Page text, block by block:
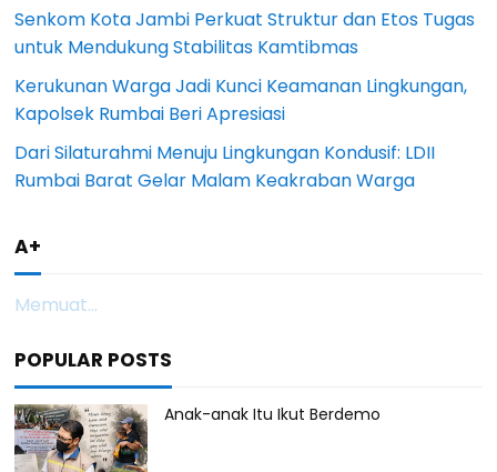
Senkom Kota Jambi Perkuat Struktur dan Etos Tugas
untuk Mendukung Stabilitas Kamtibmas
Kerukunan Warga Jadi Kunci Keamanan Lingkungan,
Kapolsek Rumbai Beri Apresiasi
Dari Silaturahmi Menuju Lingkungan Kondusif: LDII
Rumbai Barat Gelar Malam Keakraban Warga
A+
Memuat...
POPULAR POSTS
Anak-anak Itu Ikut Berdemo